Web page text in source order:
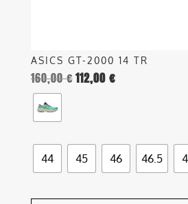
ASICS GT-2000 14 TR
160,00€112,00 €
44 45 46 46.5